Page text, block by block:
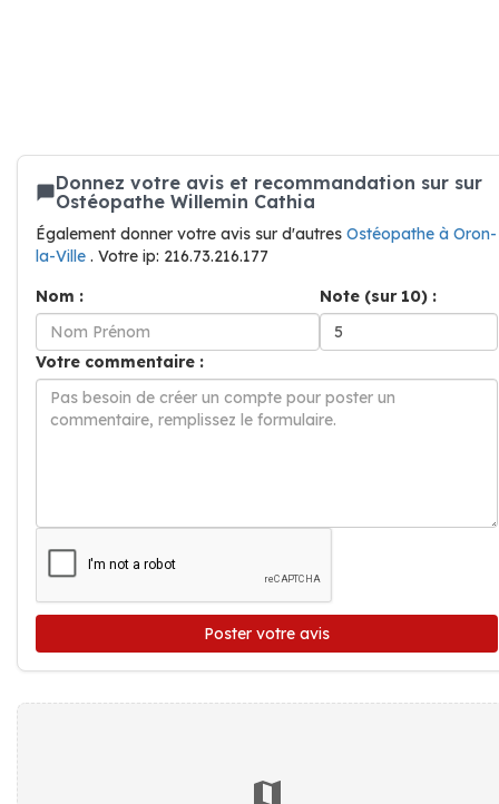
Donnez votre avis et recommandation sur sur
Ostéopathe Willemin Cathia
Également donner votre avis sur d'autres Ostéopathe à Oron-
la-Ville . Votre ip: 216.73.216.177
Nom :
Note (sur 10) :
Votre commentaire :
Poster votre avis